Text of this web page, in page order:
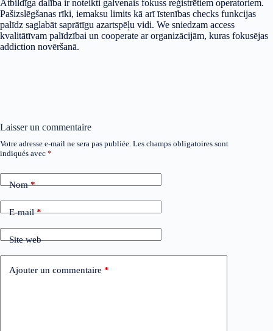
Atbildīga dalība ir noteikti galvenais fokuss reģistrētiem operatoriem.
Pašizslēgšanas rīki, iemaksu limits kā arī īstenības checks funkcijas
palīdz saglabāt saprātīgu azartspēļu vidi. We sniedzam access
kvalitātīvam palīdzībai un cooperate ar organizācijām, kuras fokusējas
addiction novēršanā.
Laisser un commentaire
Votre adresse e-mail ne sera pas publiée. Les champs obligatoires sont
indiqués avec *
Nom*
E-mail*
Site web
Ajouter un commentaire *